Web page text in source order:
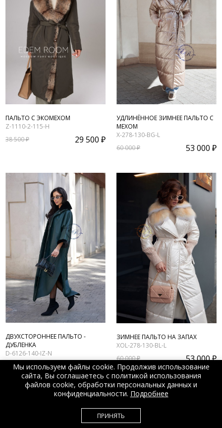
ПАЛЬТО С ЭКОМЕХОМ
Z-1110-2-115-H
38 500 ₽
29 500 ₽
УДЛИНЁННОЕ ЗИМНЕЕ ПАЛЬТО С
МЕХОМ
X-278-130-BG-L
60 000 ₽
53 000 ₽
ДВУХСТОРОННЕЕ ПАЛЬТО -
ДУБЛЕНКА
D-6126-140-IZ-N
130 000 ₽
115 000 ₽
ЗИМНЕЕ ПАЛЬТО НА ЗАПАХ
XOL-278-130-BL-L
60 000 ₽
53 000 ₽
Мы используем файлы cookie. Продолжив использование
сайта, Вы соглашаетесь с политикой использования
файлов cookie, обработки персональных данных и
конфиденциальности. Подробнее
ПРИНЯТЬ